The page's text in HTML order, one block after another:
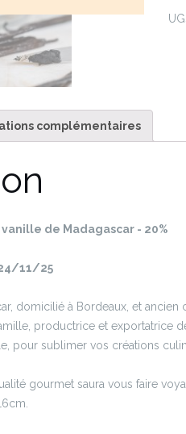
complémentaires
de Madagascar - 20%
11/25
domicilié à Bordeaux, et
productrice et exportatrice
pour sublimer vos créations
gourmet saura vous faire